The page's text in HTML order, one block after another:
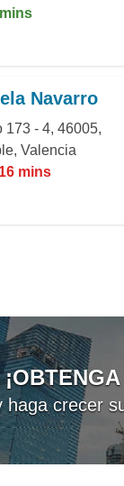
Navarro
173 - 4, 46005,
Valencia
mins
haga crecer